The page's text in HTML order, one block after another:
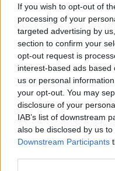
If you wish to opt-out of
processing of your
targeted advertising by
section to confirm your
opt-out request is
interest-based ads
us or personal
your opt-out. You may
disclosure of your
IAB’s list of downstream
also be disclosed by us
Downstream Participants
Bierothek® ID
10002058
Vikt
0.5kg(0.88kg med
Insättning
€ 0.08
LMIV (på engelska)
Ansvarsfull
Heller-Bräu Trum GmbH,
Bamberg Deutschland(DE)
Öl region